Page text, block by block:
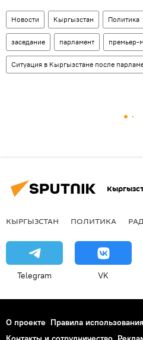
Новости Кыргызстан Политика
заседание парламент премьер-
Ситуация в Кыргызстане после
КЫРГЫЗСТАН ПОЛИТИКА
Telegram VK
О проекте Правила использования